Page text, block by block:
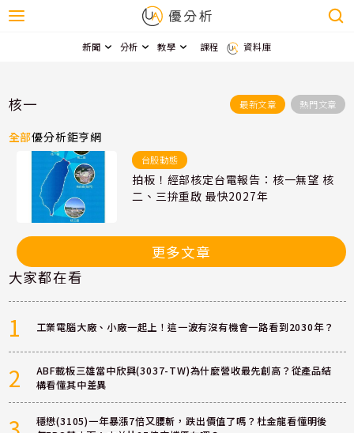
新聞 分析 教學 課程 資料庫
核一 最新文章 熱門文章
全部優分析鉅亨網
台股動態
拍板！經部核定台電報告：核一無望 核
二、三拚重啟 最快2027年
更多文章
大家都在看
1 工業電腦大廠、小廠一起上！這一波有沒有機會一路看到2030年？
2
ABF載板三雄當中欣興(3037-TW)為什麼營收最先創高？從產品結
構看懂其中差異
穩懋(3105)一年暴漲7倍又腰斬，跌出價值了嗎？杜金龍看懂明後